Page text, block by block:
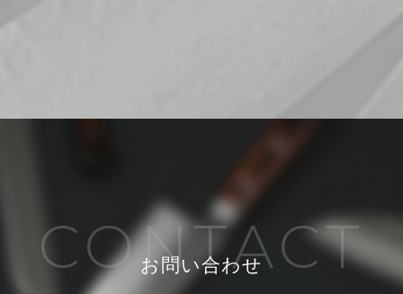
お問い合わせ